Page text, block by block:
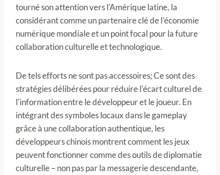
tourné son attention vers l'Amérique latine, la
considérant comme un partenaire clé de l'économie
numérique mondiale et un point focal pour la future
collaboration culturelle et technologique.
De tels efforts ne sont pas accessoires; Ce sont des
stratégies délibérées pour réduire l'écart culturel de
l'information entre le développeur et le joueur. En
intégrant des symboles locaux dans le gameplay
grâce à une collaboration authentique, les
développeurs chinois montrent comment les jeux
peuvent fonctionner comme des outils de diplomatie
culturelle – non pas par la messagerie descendante,